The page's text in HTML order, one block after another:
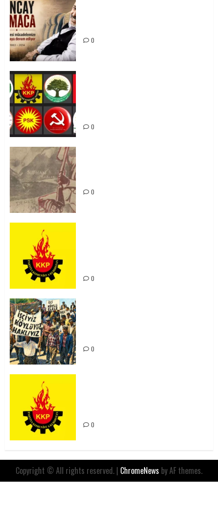
0
0
0
0
0
0
Copyright © All rights reserved. | ChromeNews by AF themes.